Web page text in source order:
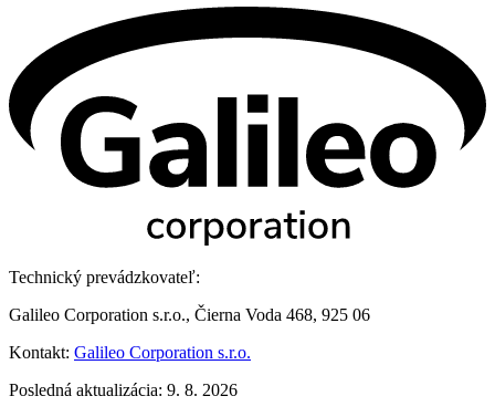
Technický prevádzkovateľ:
Galileo Corporation s.r.o., Čierna Voda 468, 925 06
Kontakt: Galileo Corporation s.r.o.
Posledná aktualizácia: 9. 8. 2026